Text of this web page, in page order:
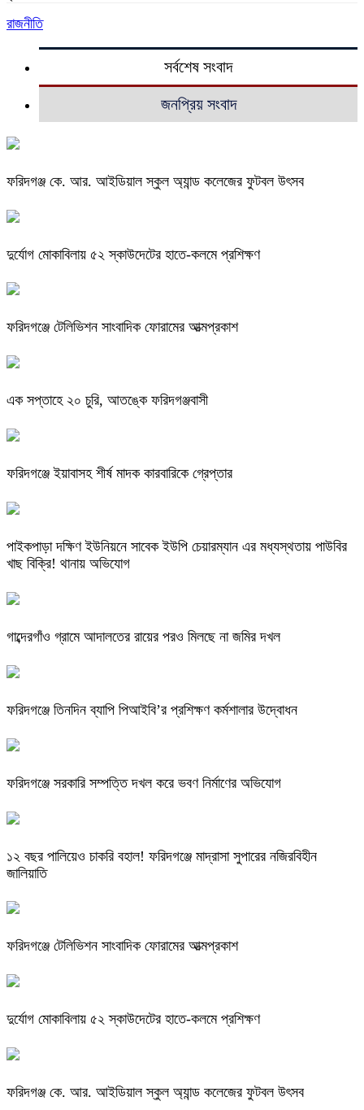
রাজনীতি
সর্বশেষ সংবাদ
জনপ্রিয় সংবাদ
ফরিদগঞ্জ কে. আর. আইডিয়াল স্কুল অ্যান্ড কলেজের ফুটবল উৎসব
দুর্যোগ মোকাবিলায় ৫২ স্কাউদেটের হাতে-কলমে প্রশিক্ষণ
ফরিদগঞ্জে টেলিভিশন সাংবাদিক ফোরামের আত্মপ্রকাশ
এক সপ্তাহে ২০ চুরি, আতঙ্কে ফরিদগঞ্জবাসী
ফরিদগঞ্জে ইয়াবাসহ শীর্ষ মাদক কারবারিকে গ্রেপ্তার
পাইকপাড়া দক্ষিণ ইউনিয়নে সাবেক ইউপি চেয়ারম্যান এর মধ্যস্থতায় পাউবির
খাছ বিক্রি! থানায় অভিযোগ
গাব্দেরগাঁও গ্রামে আদালতের রায়ের পরও মিলছে না জমির দখল
ফরিদগঞ্জে তিনদিন ব্যাপি পিআইবি’র প্রশিক্ষণ কর্মশালার উদ্বোধন
ফরিদগঞ্জে সরকারি সম্পত্তি দখল করে ভবণ নির্মাণের অভিযোগ
১২ বছর পালিয়েও চাকরি বহাল! ফরিদগঞ্জে মাদ্রাসা সুপারের নজিরবিহীন
জালিয়াতি
ফরিদগঞ্জে টেলিভিশন সাংবাদিক ফোরামের আত্মপ্রকাশ
দুর্যোগ মোকাবিলায় ৫২ স্কাউদেটের হাতে-কলমে প্রশিক্ষণ
ফরিদগঞ্জ কে. আর. আইডিয়াল স্কুল অ্যান্ড কলেজের ফুটবল উৎসব